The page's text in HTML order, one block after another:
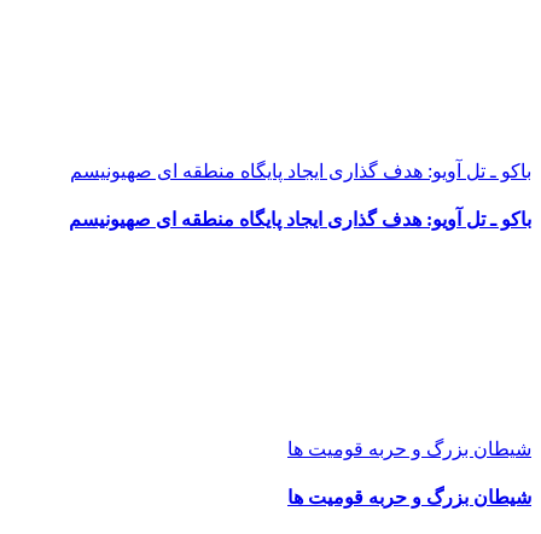
باکو ـ تل آویو: هدف گذاری ایجاد پایگاه منطقه ای صهیونیسم
باکو ـ تل آویو: هدف گذاری ایجاد پایگاه منطقه ای صهیونیسم
شیطان بزرگ و حربه قومیت ها
شیطان بزرگ و حربه قومیت ها